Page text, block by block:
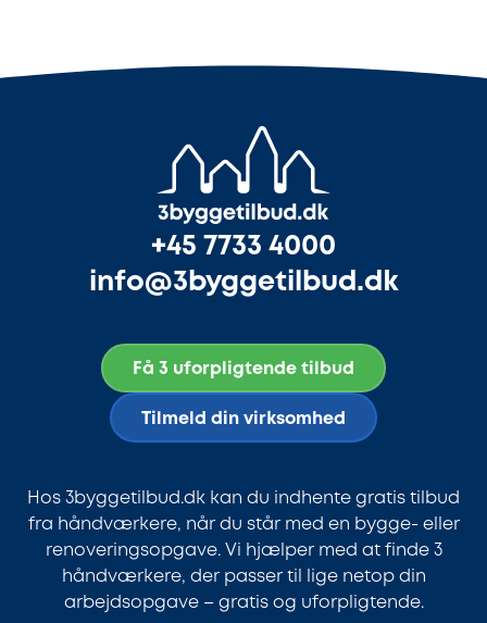
+45 7733 4000
info@3byggetilbud.dk
Få 3 uforpligtende tilbud
Tilmeld din virksomhed
Hos 3byggetilbud.dk kan du indhente gratis tilbud
fra håndværkere, når du står med en bygge- eller
renoveringsopgave. Vi hjælper med at finde 3
håndværkere, der passer til lige netop din
arbejdsopgave – gratis og uforpligtende.